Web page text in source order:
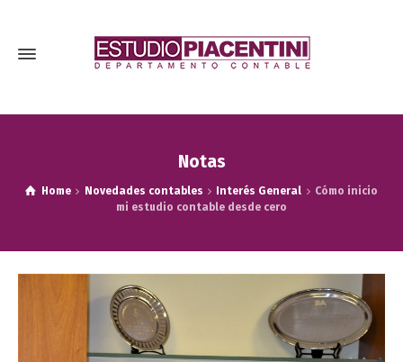
Notas
Home Novedades contables Interés General
Cómo inicio
mi estudio contable desde cero